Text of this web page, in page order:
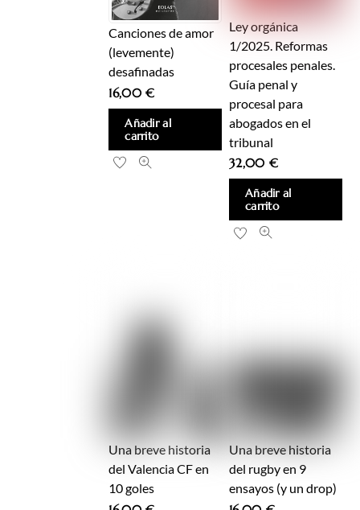
Canciones de amor
(levemente)
desafinadas
16,00€
Añadir al
carrito
Ley orgánica
1/2025. Reformas
procesales penales.
Guía penal y
procesal para
abogados en el
tribunal
32,00 €
Añadir al
carrito
Una breve historia
del Valencia CF en
10 goles
Una breve historia
del rugby en 9
ensayos (y un drop)